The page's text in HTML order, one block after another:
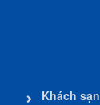
Khách sạn